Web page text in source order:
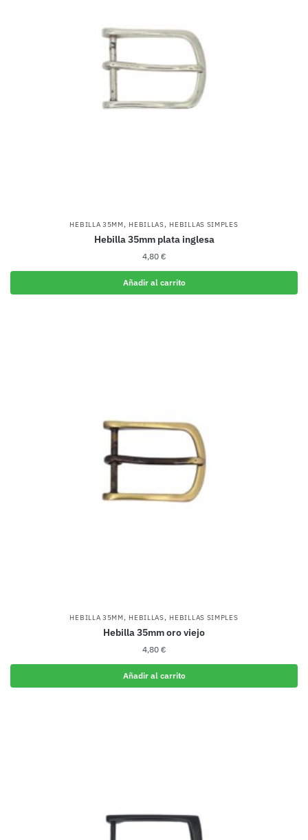
HEBILLA 35MM, HEBILLAS, HEBILLAS SIMPLES
Hebilla 35mm plata inglesa
4,80 €
Añadir al carrito
HEBILLA 35MM, HEBILLAS, HEBILLAS SIMPLES
Hebilla 35mm oro viejo
4,80 €
Añadir al carrito